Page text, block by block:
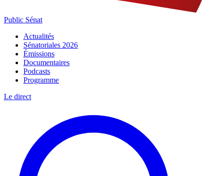
Public Sénat
Actualités
Sénatoriales 2026
Émissions
Documentaires
Podcasts
Programme
Le direct